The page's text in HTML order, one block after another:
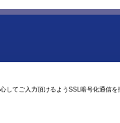
してご入力頂けるようSSL暗号化通信